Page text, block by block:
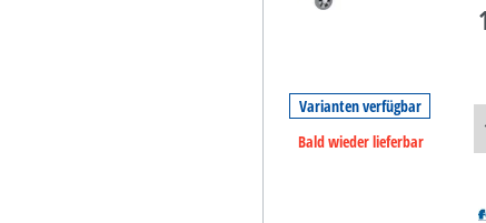
Varianten verfügbar
Bald wieder lieferbar